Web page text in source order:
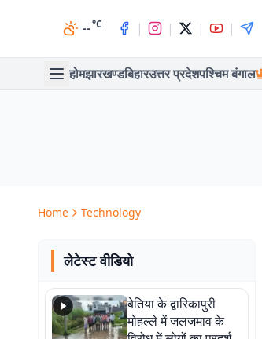
--°C | | | |
होमझारखण्डबिहारउत्तर प्रदेशपश्चिम बंगाल
Home Technology
लेटेस्ट वीडियो
बेतिया के द्वारिकापुरी
मोहल्ले में जलजमाव के